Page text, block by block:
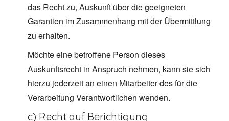
das Recht zu, Auskunft über die geeigneten
Garantien im Zusammenhang mit der Übermittlung
zu erhalten.
Möchte eine betroffene Person dieses
Auskunftsrecht in Anspruch nehmen, kann sie sich
hierzu jederzeit an einen Mitarbeiter des für die
Verarbeitung Verantwortlichen wenden.
c) Recht auf Berichtigung